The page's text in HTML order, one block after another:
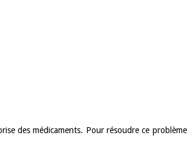
des médicaments. Pour résoudre ce